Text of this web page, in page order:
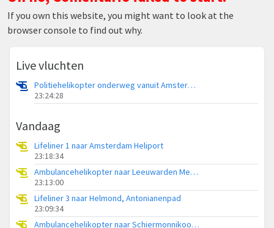
If you own this website, you might want to look at the
browser console to find out why.
Live vluchten
Politiehelikopter onderweg vanuit Amsterdam Vliegveld Schiphol
23:24:28
Vandaag
Lifeliner 1 naar Amsterdam Heliport
23:18:34
Ambulancehelikopter naar Leeuwarden Medical Center Heliport
23:13:00
Lifeliner 3 naar Helmond, Antonianenpad
23:09:34
Ambulancehelikopter naar Schiermonnikoog Heliport